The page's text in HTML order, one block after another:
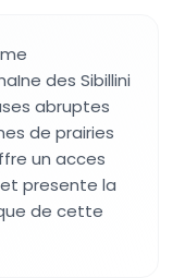
des Sibillini
abruptes
de prairies
un acces
presente la
de cette